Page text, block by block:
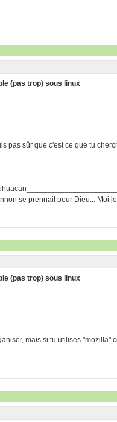
(pas trop) sous linux
pas sûr que c'est ce que tu
se prennait pour Dieu... Moi
(pas trop) sous linux
mais si tu utilises "mozilla"